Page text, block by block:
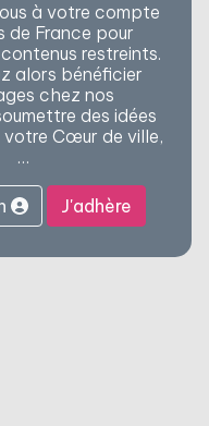
à votre compte
de France pour
restreints.
alors bénéficier
chez nos
des idées
votre Cœur de ville,
…
J'adhère